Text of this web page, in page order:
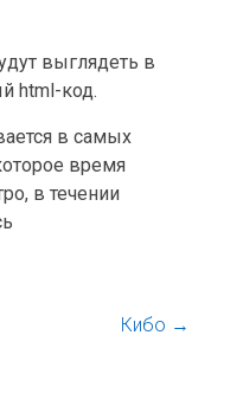
выглядеть в
html-код.
в самых
время
в течении
Кибо →